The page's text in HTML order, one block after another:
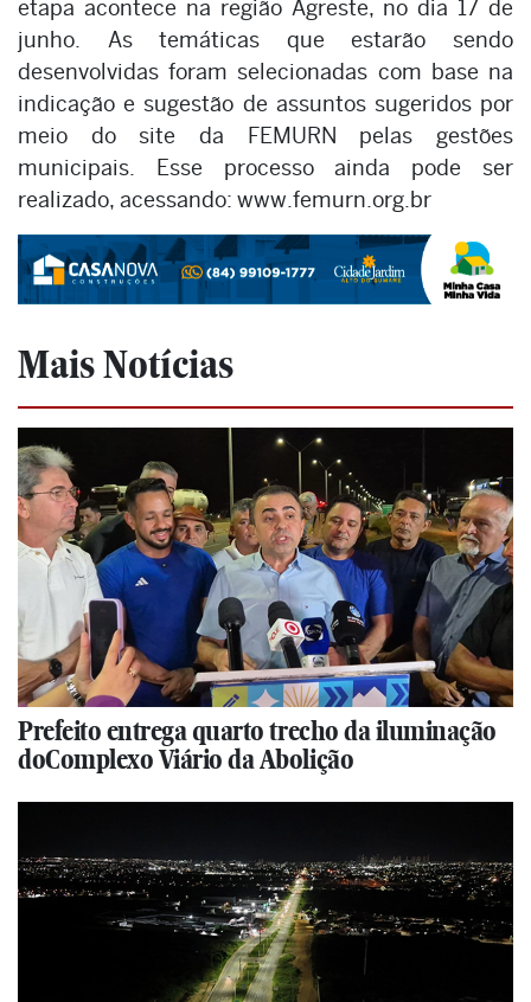
etapa acontece na região Agreste, no dia 17 de
junho. As temáticas que estarão sendo
desenvolvidas foram selecionadas com base na
indicação e sugestão de assuntos sugeridos por
meio do site da FEMURN pelas gestões
municipais. Esse processo ainda pode ser
realizado, acessando: www.femurn.org.br
Mais Notícias
Prefeito entrega quarto trecho da iluminação
doComplexo Viário da Abolição